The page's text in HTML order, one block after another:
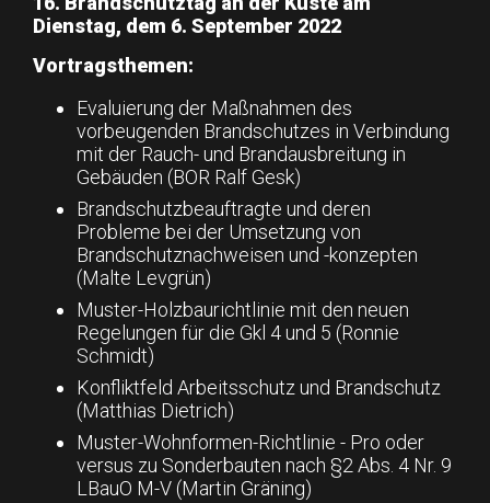
Dienstag, dem 6. September 2022
Vortragsthemen:
Evaluierung der Maßnahmen des
vorbeugenden Brandschutzes in Verbindung
mit der Rauch- und Brandausbreitung in
Gebäuden (BOR Ralf Gesk)
Brandschutzbeauftragte und deren
Probleme bei der Umsetzung von
Brandschutznachweisen und -konzepten
(Malte Levgrün)
Muster-Holzbaurichtlinie mit den neuen
Regelungen für die Gkl 4 und 5 (Ronnie
Schmidt)
Konfliktfeld Arbeitsschutz und Brandschutz
(Matthias Dietrich)
Muster-Wohnformen-Richtlinie - Pro oder
versus zu Sonderbauten nach §2 Abs. 4 Nr. 9
LBauO M-V (Martin Gräning)